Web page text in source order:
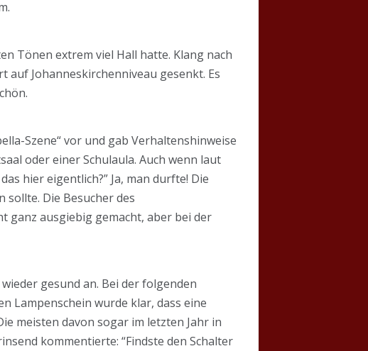
Tönen extrem viel Hall hatte. Klang nach
Johanneskirchenniveau gesenkt. Es
Szene“ vor und gab Verhaltenshinweise
oder einer Schulaula. Auch wenn laut
hier eigentlich?” Ja, man durfte! Die
sollte. Die Besucher des
ganz ausgiebig gemacht, aber bei der
gesund an. Bei der folgenden
Lampenschein wurde klar, dass eine
meisten davon sogar im letzten Jahr in
kommentierte: “Findste den Schalter